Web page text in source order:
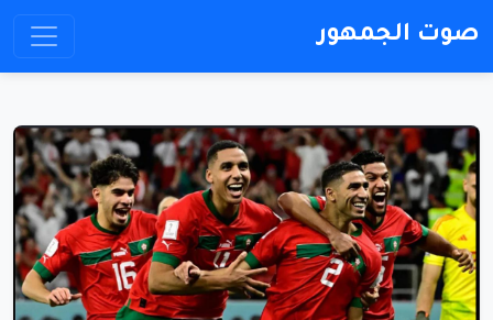
صوت الجمهور